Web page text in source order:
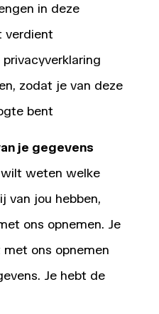
in deze
verdient
zodat je van deze
bent
je gegevens
weten welke
van jou hebben,
ons opnemen. Je
ons opnemen
Je hebt de